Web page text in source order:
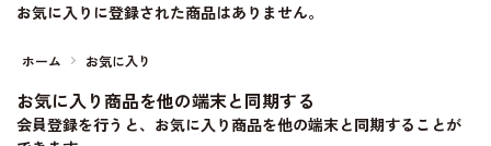
お気に入りに登録された商品はありません。
ホーム お気に入り
お気に入り商品を他の端末と同期する
会員登録を行うと、お気に入り商品を他の端末と同期することが